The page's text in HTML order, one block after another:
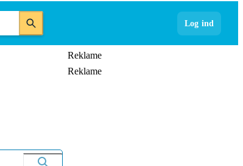
Log ind
Reklame
Reklame